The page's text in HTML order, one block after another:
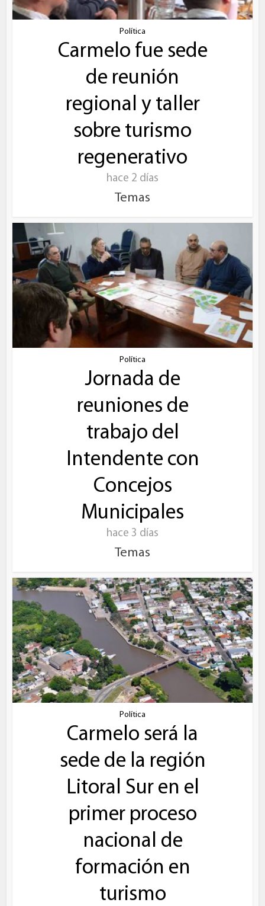
Política
Carmelo fue sede
de reunión
regional y taller
sobre turismo
regenerativo
hace 2 días
Temas
Política
Jornada de
reuniones de
trabajo del
Intendente con
Concejos
Municipales
hace 3 días
Temas
Política
Carmelo será la
sede de la región
Litoral Sur en el
primer proceso
nacional de
formación en
turismo